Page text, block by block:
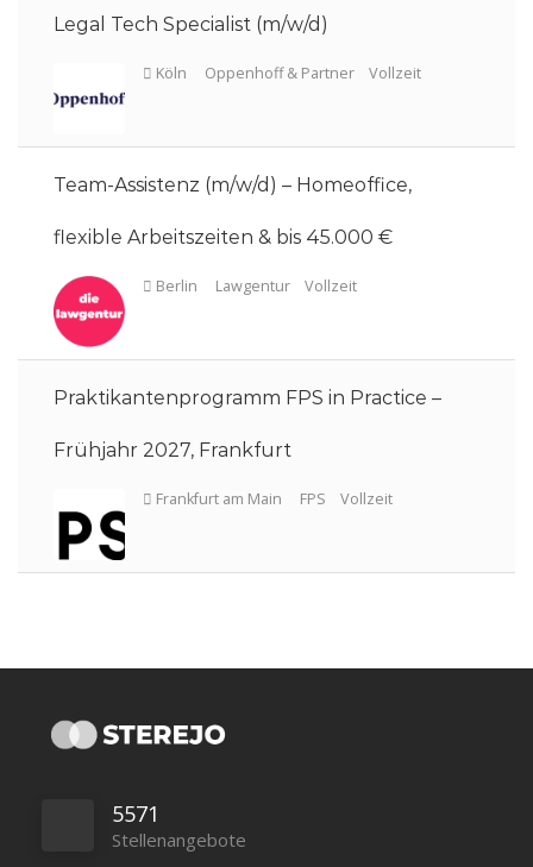
Karlsruhe Lawgentur Vollzeit
Frankfurt am Main
Vollzeit
Legal Tech Specialist (m/w/d)
Team-Assistenz (m/w/d) – Homeoffice,
flexible Arbeitszeiten & bis 45.000 €
Praktikantenprogramm FPS in Practice –
Frühjahr 2027, Frankfurt
5571
Stellenangebote